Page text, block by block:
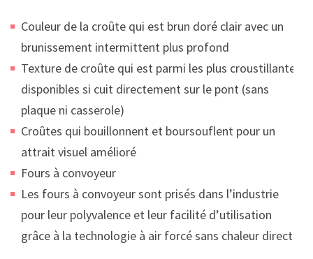
Couleur de la croûte qui est brun doré clair avec un
brunissement intermittent plus profond
Texture de croûte qui est parmi les plus croustillantes
disponibles si cuit directement sur le pont (sans
plaque ni casserole)
Croûtes qui bouillonnent et boursouflent pour un
attrait visuel amélioré
Fours à convoyeur
Les fours à convoyeur sont prisés dans l’industrie
pour leur polyvalence et leur facilité d’utilisation
grâce à la technologie à air forcé sans chaleur directe.